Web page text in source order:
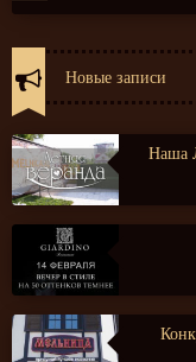
Новые записи
Наша